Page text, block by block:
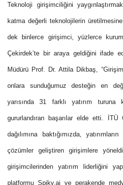
Teknoloji girişimciliğini
katma değerli teknolojilerin
dek binlerce girişimci, yüzlerce
Çekirdek’te bir araya geldiğini ifade
Müdürü Prof. Dr. Attila Dikbaş,
onlara sunduğumuz desteğin en
yarısında 31 farklı yatırım
gururlandıran başarılar elde etti. İTÜ
dağılımına baktığımızda,
çözümler geliştiren girişimlere
girişimcilerinden yatırım liderliğini
platformu Spiky.ai ve perakende